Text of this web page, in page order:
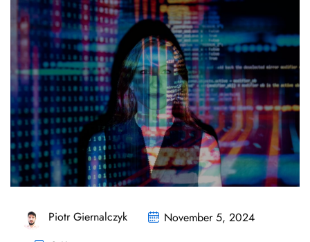
Piotr Giernalczyk
November 5, 2024